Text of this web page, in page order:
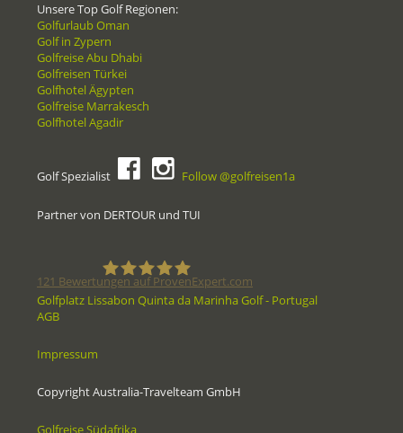
Unsere Top Golf Regionen:
Golfurlaub Oman
Golf in Zypern
Golfreise Abu Dhabi
Golfreisen Türkei
Golfhotel Ägypten
Golfreise Marrakesch
Golfhotel Agadir
Golf Spezialist Follow @golfreisen1a
Partner von DERTOUR und TUI
121 Bewertungen auf ProvenExpert.com
Golfplatz Lissabon Quinta da Marinha Golf - Portugal
AGB
Impressum
Copyright Australia-Travelteam GmbH
Golfreise Südafrika